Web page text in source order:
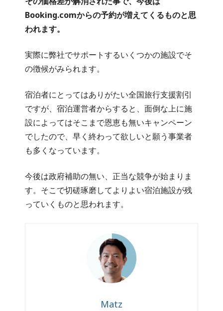
Booking.comからの予約が増えてくるものと思
われます。
実際に弊社でサポートするいくつかの施設でそ
の徴候がみられます。
宿泊者にとってはありがたい全国旅行支援割引
ですが、宿泊運営者からすると、面倒な上に施
設によってはそこまで恩恵も無いキャンペーン
でしたので、早く終わって欲しいと願う事業者
も多くなっています。
今後は政府補助の無い、正当な競争が始まりま
す。そこで切磋琢磨してよりよい宿泊施設が残
っていくものと思われます。
Matz